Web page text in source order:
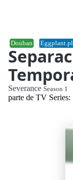
Douban
Severance Season 1
parte de TV Series: